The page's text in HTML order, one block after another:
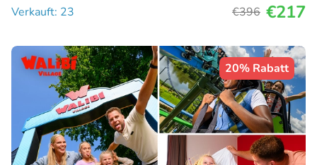
Verkauft: 23
€396 €217
20% Rabatt